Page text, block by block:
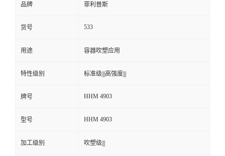
品牌 菲利普斯
货号 533
用途 容器吹塑应用
特性级别 标准级|||高强度|||
牌号 HHM 4903
型号 HHM 4903
加工级别 吹塑级|||